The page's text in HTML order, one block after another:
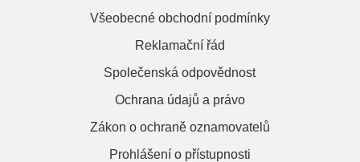
Všeobecné obchodní podmínky
Reklamační řád
Společenská odpovědnost
Ochrana údajů a právo
Zákon o ochraně oznamovatelů
Prohlášení o přístupnosti